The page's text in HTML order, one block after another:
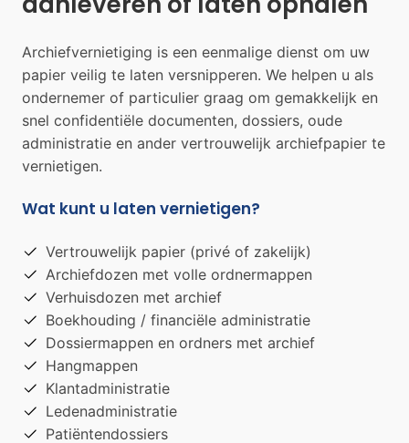
Archiefvernietiging is een eenmalige dienst om uw
papier veilig te laten versnipperen. We helpen u als
ondernemer of particulier graag om gemakkelijk en
snel confidentiële documenten, dossiers, oude
administratie en ander vertrouwelijk archiefpapier te
vernietigen.
Wat kunt u laten vernietigen?
Vertrouwelijk papier (privé of zakelijk)
Archiefdozen met volle ordnermappen
Verhuisdozen met archief
Boekhouding / financiële administratie
Dossiermappen en ordners met archief
Hangmappen
Klantadministratie
Ledenadministratie
Patiëntendossiers